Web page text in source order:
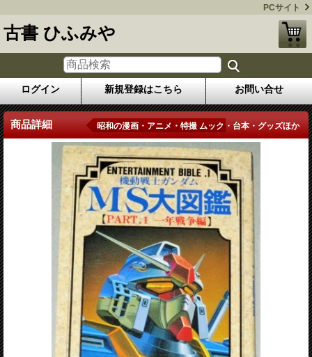
PCサイト
古書 ひふみや
ログイン 新規登録はこちら お問い合せ
商品詳細 昭和の漫画・アニメ・特撮 ムック・台本・グッズほか